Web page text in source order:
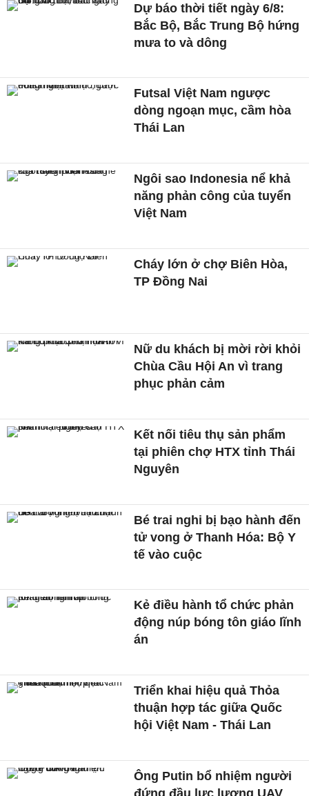
Dự báo thời tiết ngày 6/8:
Bắc Bộ, Bắc Trung Bộ hứng
mưa to và dông
Futsal Việt Nam ngược
dòng ngoạn mục, cầm hòa
Thái Lan
Ngôi sao Indonesia nể khả
năng phản công của tuyển
Việt Nam
Cháy lớn ở chợ Biên Hòa,
TP Đồng Nai
Nữ du khách bị mời rời khỏi
Chùa Cầu Hội An vì trang
phục phản cảm
Kết nối tiêu thụ sản phẩm
tại phiên chợ HTX tỉnh Thái
Nguyên
Bé trai nghi bị bạo hành đến
tử vong ở Thanh Hóa: Bộ Y
tế vào cuộc
Kẻ điều hành tổ chức phản
động núp bóng tôn giáo lĩnh
án
Triển khai hiệu quả Thỏa
thuận hợp tác giữa Quốc
hội Việt Nam - Thái Lan
Ông Putin bổ nhiệm người
đứng đầu lực lượng UAV